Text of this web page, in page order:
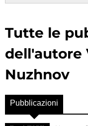
Tutte le
dell'autore
Nuzhnov
Pubblicazioni